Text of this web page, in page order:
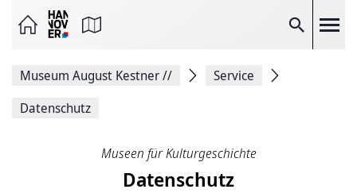
Suche
Facebook
Museum August Kestner//
Service
Datenschutz
Museen für Kulturgeschichte
Datenschutz